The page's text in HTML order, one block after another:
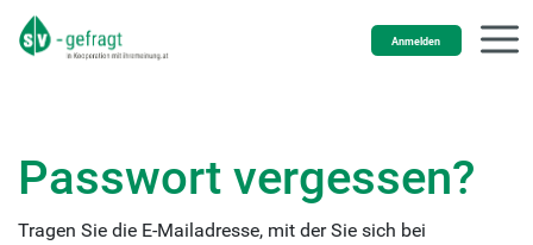
Anmelden
Passwort vergessen?
Tragen Sie die E-Mailadresse, mit der Sie sich bei